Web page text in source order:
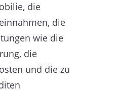
die
die
wie die
die
und die zu